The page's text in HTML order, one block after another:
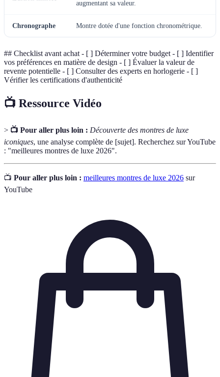
augmentant sa valeur.
Chronographe Montre dotée d'une fonction chronométrique.
## Checklist avant achat - [ ] Déterminer votre budget - [ ] Identifier
vos préférences en matière de design - [ ] Évaluer la valeur de
revente potentielle - [ ] Consulter des experts en horlogerie - [ ]
Vérifier les certifications d'authenticité
📺 Ressource Vidéo
> 📺 Pour aller plus loin : Découverte des montres de luxe
iconiques, une analyse complète de [sujet]. Recherchez sur YouTube
: "meilleures montres de luxe 2026".
📺 Pour aller plus loin : meilleures montres de luxe 2026 sur
YouTube